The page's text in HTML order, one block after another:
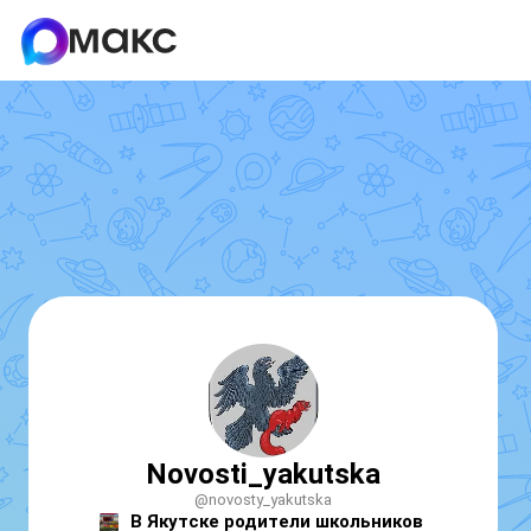
Novosti_yakutska
@novosty_yakutska
В Якутске родители школьников